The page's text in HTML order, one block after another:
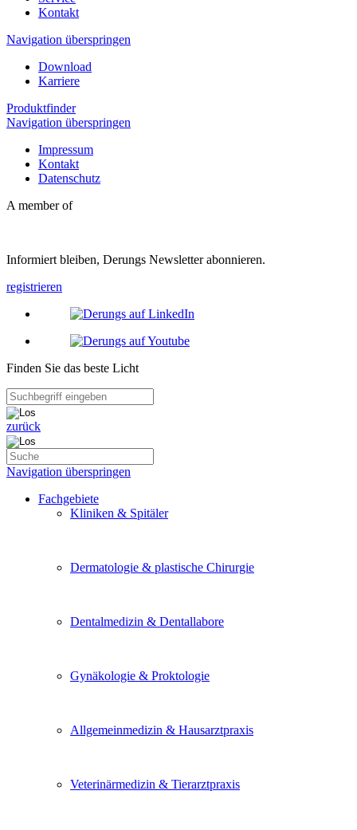
Kontakt
Navigation überspringen
Download
Karriere
Produktfinder
Navigation überspringen
Impressum
Kontakt
Datenschutz
A member of
Informiert bleiben, Derungs Newsletter abonnieren.
registrieren
Finden Sie das beste Licht
zurück
Navigation überspringen
Fachgebiete
Kliniken & Spitäler
Dermatologie & plastische Chirurgie
Dentalmedizin & Dentallabore
Gynäkologie & Proktologie
Allgemeinmedizin & Hausarztpraxis
Veterinärmedizin & Tierarztpraxis